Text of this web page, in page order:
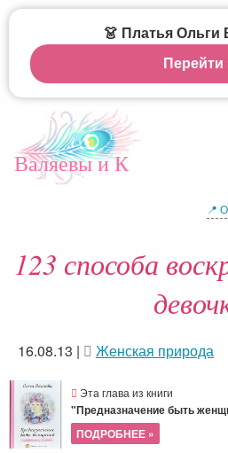
Валяевы и К
📍
123 способа
16.08.13 | Женская природа
Эта глава из книги
"Предназначение быть
ПОДРОБНЕЕ »
👗 Платья Ольги
Перейти